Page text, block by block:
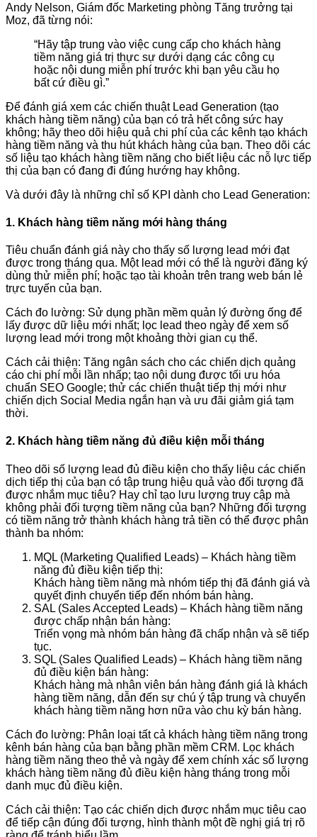
Andy Nelson, Giám đốc Marketing phòng Tăng trưởng tại
Moz, đã từng nói:
“Hãy tập trung vào việc cung cấp cho khách hàng
tiềm năng giá trị thực sự dưới dạng các công cụ
hoặc nội dung miễn phí trước khi bạn yêu cầu họ
bất cứ điều gì.”
Để đánh giá xem các chiến thuật Lead Generation (tạo
khách hàng tiềm năng) của bạn có trả hết công sức hay
không; hãy theo dõi hiệu quả chi phí của các kênh tạo khách
hàng tiềm năng và thu hút khách hàng của bạn. Theo dõi các
số liệu tạo khách hàng tiềm năng cho biết liệu các nỗ lực tiếp
thị của bạn có đang đi đúng hướng hay không.
Và dưới đây là những chỉ số KPI dành cho Lead Generation:
1. Khách hàng tiềm năng mới hàng tháng
Tiêu chuẩn đánh giá này cho thấy số lượng lead mới đạt
được trong tháng qua. Một lead mới có thể là người đăng ký
dùng thử miễn phí; hoặc tạo tài khoản trên trang web bán lẻ
trực tuyến của bạn.
Cách đo lường: Sử dụng phần mềm quản lý đường ống để
lấy được dữ liệu mới nhất; lọc lead theo ngày để xem số
lượng lead mới trong một khoảng thời gian cụ thể.
Cách cải thiện: Tăng ngân sách cho các chiến dịch quảng
cáo chi phí mỗi lần nhấp; tạo nội dung được tối ưu hóa
chuẩn SEO Google; thử các chiến thuật tiếp thị mới như
chiến dịch Social Media ngắn hạn và ưu đãi giảm giá tạm
thời.
2. Khách hàng tiềm năng đủ điều kiện mỗi tháng
Theo dõi số lượng lead đủ điều kiện cho thấy liệu các chiến
dịch tiếp thị của bạn có tập trung hiệu quả vào đối tượng đã
được nhắm mục tiêu? Hay chỉ tạo lưu lượng truy cập mà
không phải đối tượng tiềm năng của bạn? Những đối tượng
có tiềm năng trở thành khách hàng trả tiền có thể được phân
thành ba nhóm:
MQL (Marketing Qualified Leads) – Khách hàng tiềm
năng đủ điều kiện tiếp thị:
Khách hàng tiềm năng mà nhóm tiếp thị đã đánh giá và
quyết định chuyển tiếp đến nhóm bán hàng.
SAL (Sales Accepted Leads) – Khách hàng tiềm năng
được chấp nhận bán hàng:
Triển vọng mà nhóm bán hàng đã chấp nhận và sẽ tiếp
tục.
SQL (Sales Qualified Leads) – Khách hàng tiềm năng
đủ điều kiện bán hàng:
Khách hàng mà nhân viên bán hàng đánh giá là khách
hàng tiềm năng, dẫn đến sự chú ý tập trung và chuyển
khách hàng tiềm năng hơn nữa vào chu kỳ bán hàng.
Cách đo lường: Phân loại tất cả khách hàng tiềm năng trong
kênh bán hàng của bạn bằng phần mềm CRM. Lọc khách
hàng tiềm năng theo thẻ và ngày để xem chính xác số lượng
khách hàng tiềm năng đủ điều kiện hàng tháng trong mỗi
danh mục đủ điều kiện.
Cách cải thiện: Tạo các chiến dịch được nhắm mục tiêu cao
để tiếp cận đúng đối tượng, hình thành một đề nghị giá trị rõ